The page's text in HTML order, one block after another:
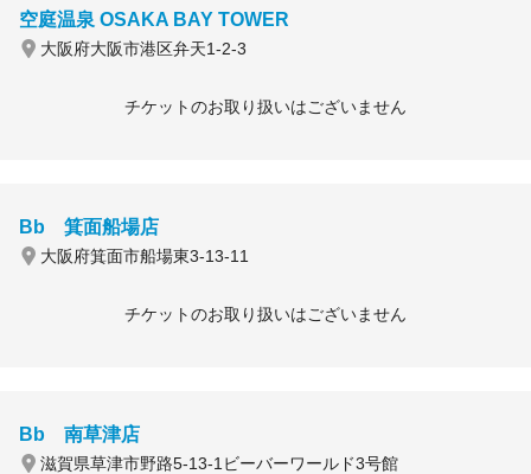
空庭温泉 OSAKA BAY TOWER
大阪府大阪市港区弁天1-2-3
チケットのお取り扱いはございません
Bb 箕面船場店
大阪府箕面市船場東3-13-11
チケットのお取り扱いはございません
Bb 南草津店
滋賀県草津市野路5-13-1ビーバーワールド3号館